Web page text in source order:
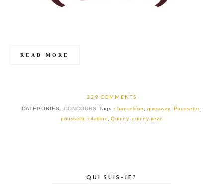
READ MORE
229 COMMENTS
CATEGORIES:CONCOURS Tags:chancelière giveaway, Poussette
poussette citadine
,Quinny,quinny yezz
QUI SUIS-JE?